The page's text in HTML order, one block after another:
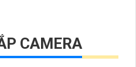
CAMERA